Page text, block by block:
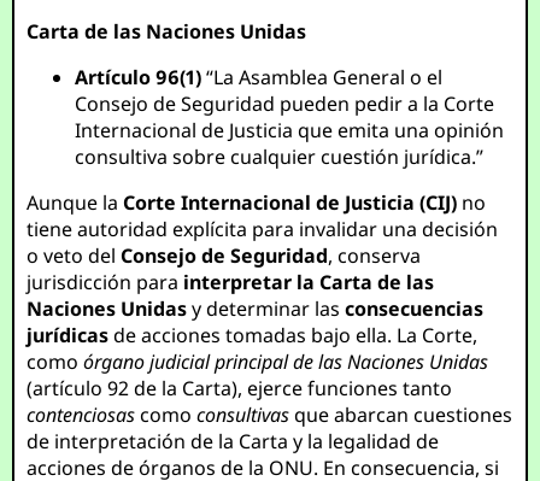
Carta de las Naciones Unidas
Artículo 96(1)“La Asamblea General o el
Consejo de Seguridad pueden pedir a la Corte
Internacional de Justicia que emita una opinión
consultiva sobre cualquier cuestión jurídica.”
Aunque laCorte Internacional de Justicia (CIJ) no
tiene autoridad explícita para invalidar una decisión
o veto delConsejo de Seguridad, conserva
jurisdicción para interpretar la Carta de las
Naciones Unidasy determinar lasconsecuencias
jurídicasde acciones tomadas bajo ella. La Corte,
comoórgano judicial principal de las Naciones Unidas
(artículo 92 de la Carta), ejerce funciones tanto
contenciosascomoconsultivasque abarcan cuestiones
de interpretación de la Carta y la legalidad de
acciones de órganos de la ONU. En consecuencia, si